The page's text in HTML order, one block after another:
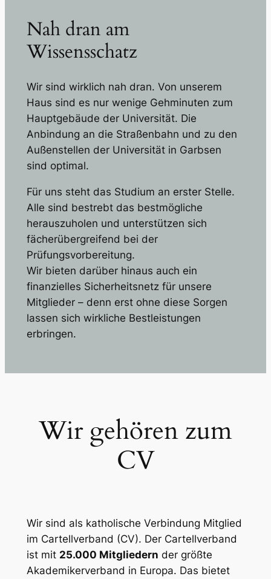
Nah dran am
Wissensschatz
Wir sind wirklich nah dran. Von unserem
Haus sind es nur wenige Gehminuten zum
Hauptgebäude der Universität. Die
Anbindung an die Straßenbahn und zu den
Außenstellen der Universität in Garbsen
sind optimal.
Für uns steht das Studium an erster Stelle.
Alle sind bestrebt das bestmögliche
herauszuholen und unterstützen sich
fächerübergreifend bei der
Prüfungsvorbereitung.
Wir bieten darüber hinaus auch ein
finanzielles Sicherheitsnetz für unsere
Mitglieder – denn erst ohne diese Sorgen
lassen sich wirkliche Bestleistungen
erbringen.
Wir gehören zum
CV
Wir sind als katholische Verbindung Mitglied
im Cartellverband (CV). Der Cartellverband
ist mit 25.000 Mitgliedern der größte
Akademikerverband in Europa. Das bietet